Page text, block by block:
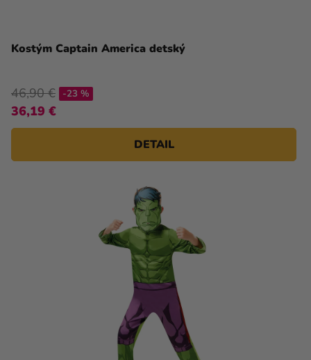
Kostým Captain America detský
46,90 €
36,19 €
-23 %
DETAIL